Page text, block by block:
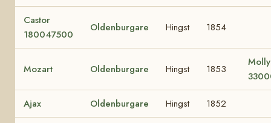
Castor
180047500
Oldenburgare Hingst 1854
Mozart Oldenburgare Hingst 1853
Molly
Ajax Oldenburgare Hingst 1852